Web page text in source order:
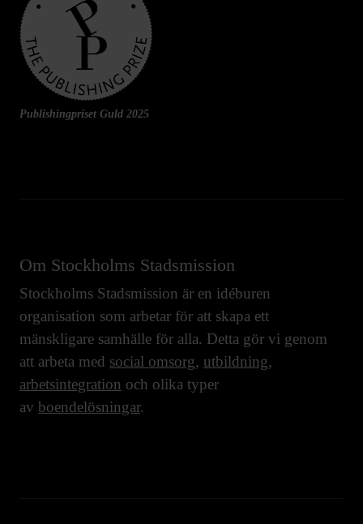
Publishingpriset Guld 2025
Om Stockholms Stadsmission
Stockholms Stadsmission är en idéburen
organisation som arbetar för att skapa ett
mänskligare samhälle för alla. Detta gör vi genom
att arbeta med social omsorg, utbildning,
arbetsintegration och olika typer
av boendelösningar.